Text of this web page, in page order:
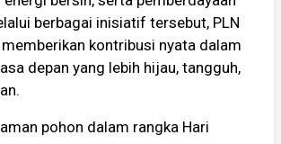
berbagai inisiatif tersebut, PLN
kontribusi nyata dalam
depan yang lebih hijau, tangguh,
pohon dalam rangka Hari